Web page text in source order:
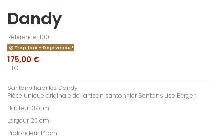
Dandy
Référence LI001
Trop tard - Déjà vendu !
175,00 €
TTC
Santons habillés Dandy
Pièce unique originale de l'artisan santonnier Santons Lise Berger.
Hauteur 37 cm
Largeur 20 cm
Profondeur 14 cm